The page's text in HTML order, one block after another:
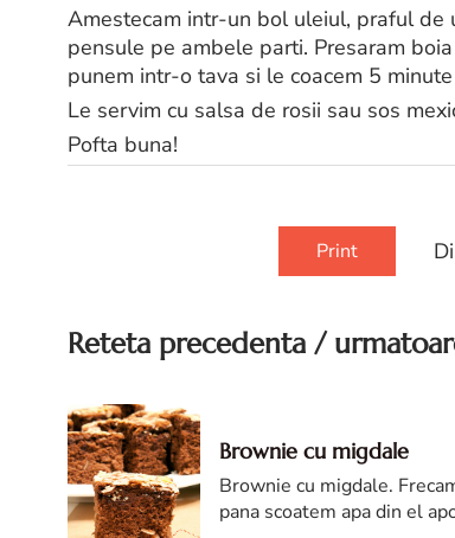
Amestecam intr-un bol uleiul, praful de
pensule pe ambele parti. Presaram
punem intr-o tava si le coacem 5
Le servim cu salsa de rosii sau sos
Pofta buna!
Print
Reteta precedenta /
Brownie cu migdale
Brownie cu migdale.
pana scoatem apa din el